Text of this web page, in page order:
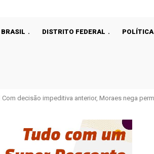
BRASIL DISTRITO FEDERAL POLÍTICA
Com decisão impeditiva anterior, Moraes nega